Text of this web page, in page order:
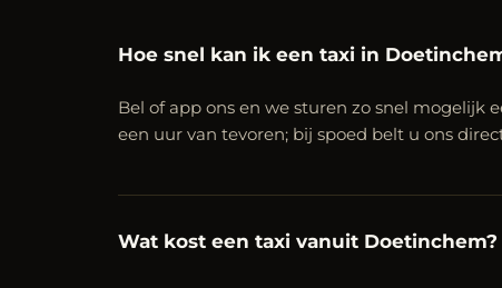
Hoe snel kan ik een taxi in
Bel of app ons en we sturen zo snel mogelijk
een uur van tevoren; bij spoed belt u ons
Wat kost een taxi vanuit Doetinchem?